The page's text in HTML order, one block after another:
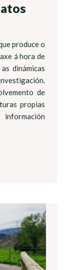
produce o
á hora de
dinámicas
de
propias